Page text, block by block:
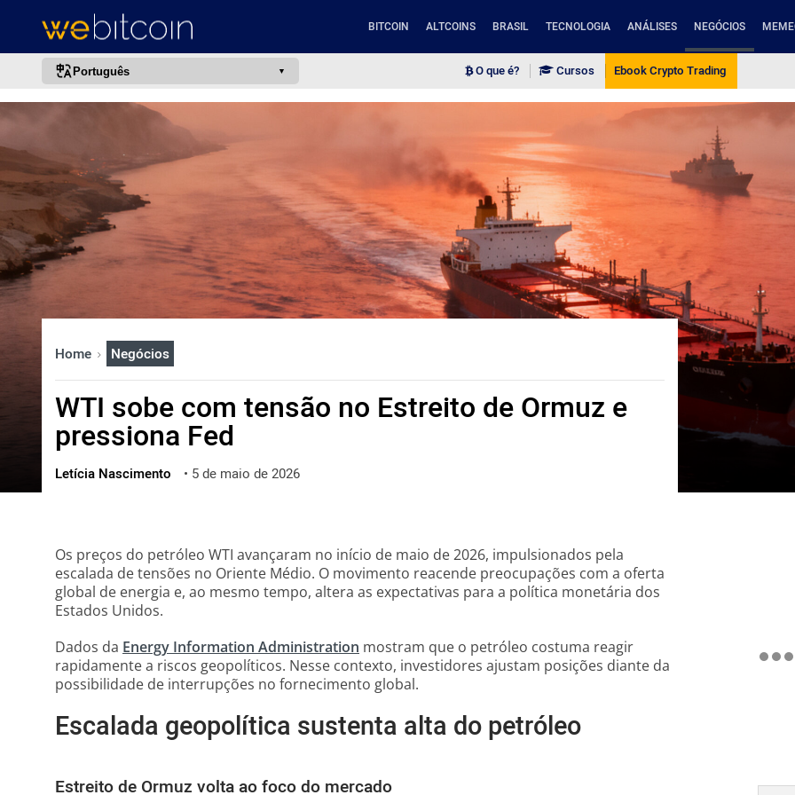
BITCOIN ALTCOINS BRASIL TECNOLOGIA ANÁLISES NEGÓCIOS
Português
português (BR)
español
français
italiano
日本語
한국어
العربية
ქართული
O que é? Cursos Ebook Crypto Trading
Home Negócios
WTI sobe com tensão no Estreito de Ormuz e
pressiona Fed
Letícia Nascimento • 5 de maio de 2026
Os preços do petróleo WTI avançaram no início de maio de 2026, impulsionados pela
escalada de tensões no Oriente Médio. O movimento reacende preocupações com a oferta
global de energia e, ao mesmo tempo, altera as expectativas para a política monetária dos
Estados Unidos.
Dados da Energy Information Administration mostram que o petróleo costuma reagir
rapidamente a riscos geopolíticos. Nesse contexto, investidores ajustam posições diante da
possibilidade de interrupções no fornecimento global.
Escalada geopolítica sustenta alta do petróleo
Estreito de Ormuz volta ao foco do mercado